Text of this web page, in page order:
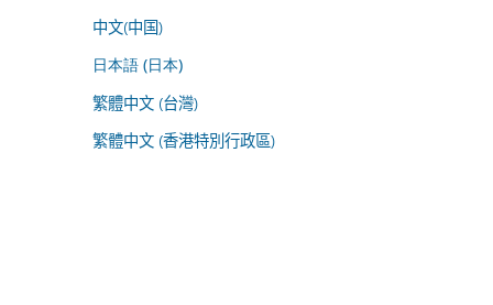
中文(中国)
日本語 (日本)
繁體中文 (台灣)
繁體中文 (香港特別行政區)